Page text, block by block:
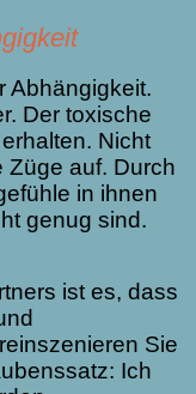
Abhängigkeit.
Der toxische
Nicht
Züge auf. Durch
in ihnen
genug sind.
ist es, dass
Sie
Ich